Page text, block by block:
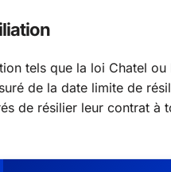
tels que la loi Chatel
de la date limite de
de résilier leur contrat à